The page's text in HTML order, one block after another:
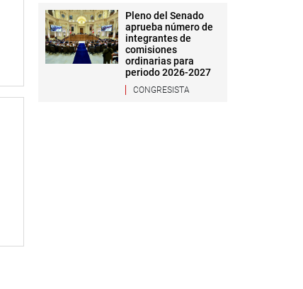
Pleno del Senado
aprueba número de
integrantes de
comisiones
ordinarias para
periodo 2026-2027
CONGRESISTA